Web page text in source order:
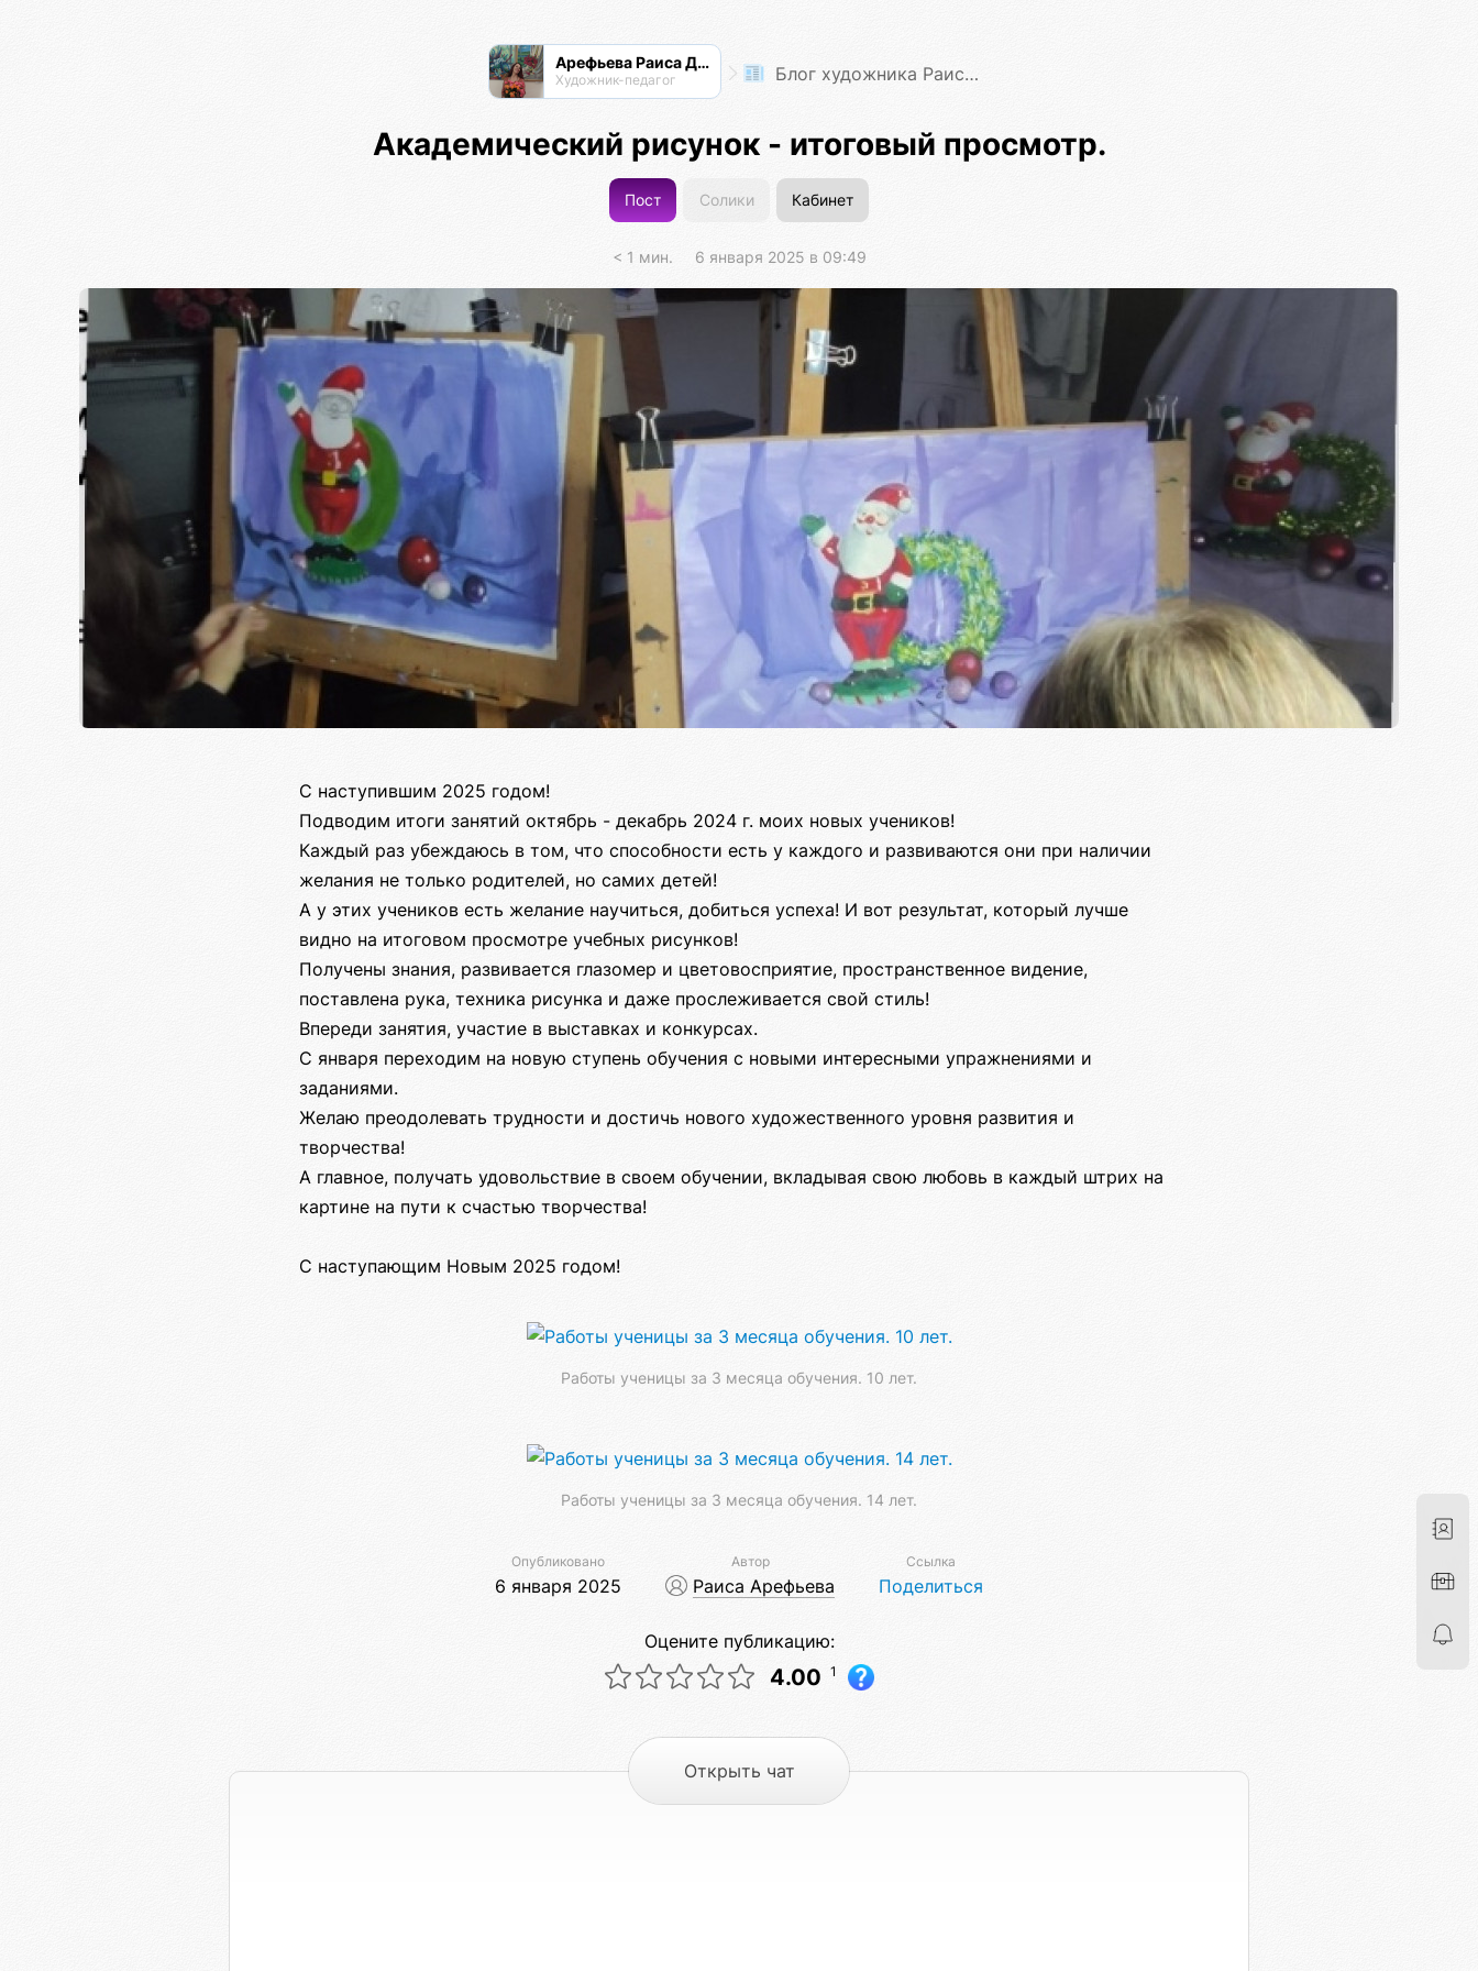
Арефьева Раиса Дмитриевна
Художник-педагог Блог художника Раисы Арефьевой
Академический рисунок - итоговый просмотр.
Пост Солики Кабинет
< 1 мин. 6 января 2025 в 09:49
С наступившим 2025 годом!
Подводим итоги занятий октябрь - декабрь 2024 г. моих новых учеников!
Каждый раз убеждаюсь в том, что способности есть у каждого и развиваются они при наличии
желания не только родителей, но самих детей!
А у этих учеников есть желание научиться, добиться успеха! И вот результат, который лучше
видно на итоговом просмотре учебных рисунков!
Получены знания, развивается глазомер и цветовосприятие, пространственное видение,
поставлена рука, техника рисунка и даже прослеживается свой стиль!
Впереди занятия, участие в выставках и конкурсах.
С января переходим на новую ступень обучения с новыми интересными упражнениями и
заданиями.
Желаю преодолевать трудности и достичь нового художественного уровня развития и
творчества!
А главное, получать удовольствие в своем обучении, вкладывая свою любовь в каждый штрих на
картине на пути к счастью творчества!
С наступающим Новым 2025 годом!
Работы ученицы за 3 месяца обучения. 10 лет.
Работы ученицы за 3 месяца обучения. 14 лет.
Опубликовано
6 января 2025
Автор
Раиса Арефьева
Ссылка
Поделиться
Оцените публикацию:
4.00 1
Открыть чат